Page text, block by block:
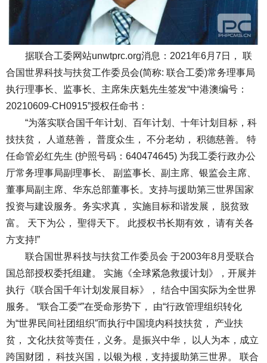
据联合工委网站unwtprc.org消息：2021年6月7日， 联
合国世界科技与扶贫工作委员会(简称: 联合工委)常务理事局
执行理事长、监事长、主席朱庆魁先生签发“中港澳编号：
20210609-CH0915”授权任命书：
“为落实联合国千年计划、百年计划、十年计划目标，科
技扶贫， 人道慈善， 普度众生， 不分老幼， 积德慈善。 特
任命管必红先生 (护照号码：640474645) 为我工委行政办公
厅常务理事局副理事长、 副监事长、副主席、银监会主席、
董事局副主席、华东总部董事长。支持与援助第三世界国家
投资与建设服务。务实求真， 实施目标和谐发展， 脱贫致
富。 天下为公， 聖得天下。 此授权书长期有效， 请有关各
方支持!”
联合国世界科技与扶贫工作委员会 于2003年8月受联合
国总部授权委托组建。 实施《全球紧急救援计划》，开展并
执行《联合国千年计划发展目标》， 结合中国实际为全世界
服务。 “联合工委“”在受命形势下， 由“行政管理组织转化
为“世界民间社团组织”而执行中国境内科技扶贫， 产业扶
贫， 文化扶贫等责任，义务。是振兴中华， 以人为本，成立
跨国财团， 科技兴国，以银为根，支持援助第三世界。 联合